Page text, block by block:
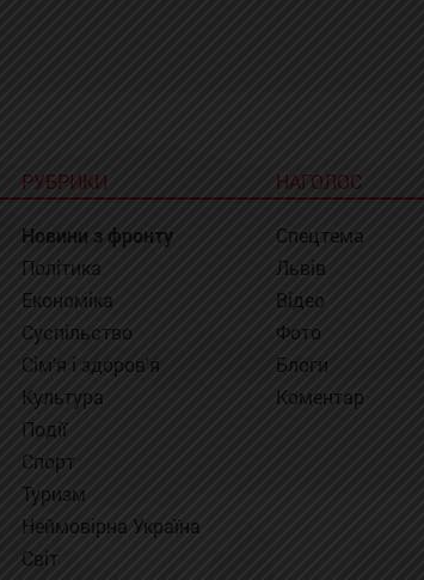
РУБРИКИ
Новини з фронту
Політика
Економіка
Суспільство
Сім'я і здоров'я
Культура
Події
Спорт
Туризм
Неймовірна Україна
Світ
НАГОЛОС
Спецтема
Львів
Відео
Фото
Блоги
Коментар